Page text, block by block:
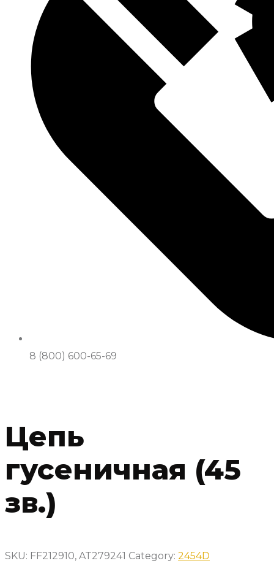
8 (800) 600-65-69
Цепь
гусеничная (45
зв.)
SKU: FF212910, AT279241 Category: 2454D